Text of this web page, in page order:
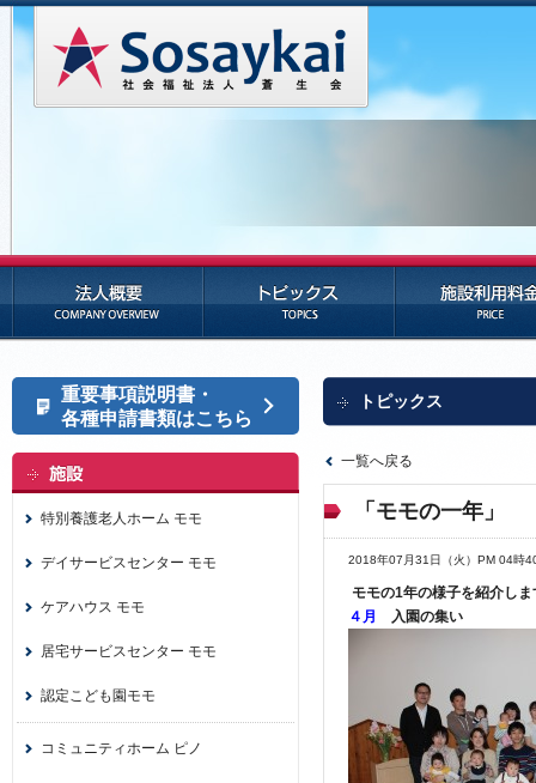
重要事項説明書・
各種申請書類はこちら
特別養護老人ホーム モモ
デイサービスセンター モモ
ケアハウス モモ
居宅サービスセンター モモ
認定こども園モモ
コミュニティホーム ピノ
トピックス
一覧へ戻る
「モモの一年
2018年07月31日（火）PM 04時
モモの1年の様子を紹介し
４月
入園の集い